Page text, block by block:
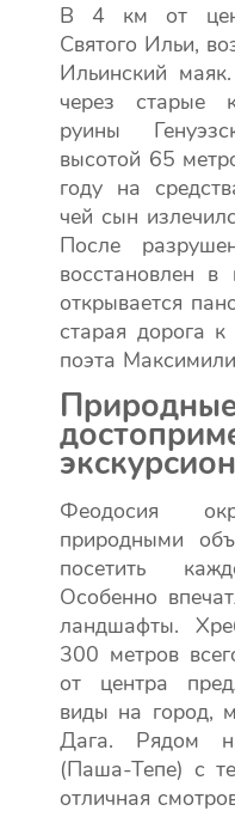
В 4 км от
Святого Ильи,
Ильинский
через старые
руины
высотой 65
году на
чей сын
После
восстановлен
открывается
старая дорога
поэта
Феодосия
природными
посетить
Особенно
ландшафты.
300 метров
от центра
виды на город,
Дага. Рядом
(Паша-Тепе) с
отличная